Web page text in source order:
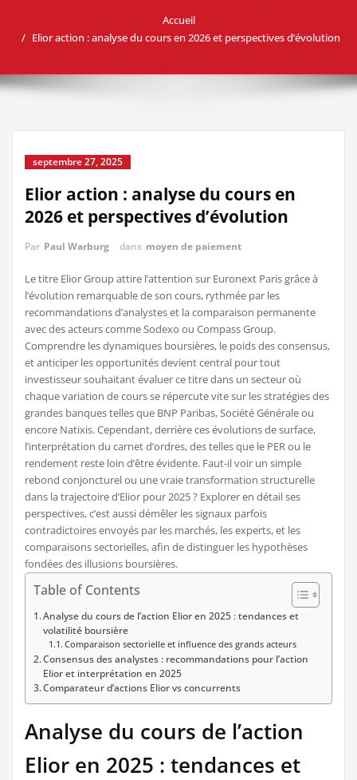
Accueil
Elior action : analyse du cours en 2026 et perspectives d’évolution
septembre 27, 2025
Elior action : analyse du cours en
2026 et perspectives d’évolution
Par Paul Warburg dans moyen de paiement
Le titre Elior Group attire l’attention sur Euronext Paris grâce à
l’évolution remarquable de son cours, rythmée par les
recommandations d’analystes et la comparaison permanente
avec des acteurs comme Sodexo ou Compass Group.
Comprendre les dynamiques boursières, le poids des consensus,
et anticiper les opportunités devient central pour tout
investisseur souhaitant évaluer ce titre dans un secteur où
chaque variation de cours se répercute vite sur les stratégies des
grandes banques telles que BNP Paribas, Société Générale ou
encore Natixis. Cependant, derrière ces évolutions de surface,
l’interprétation du carnet d’ordres, des telles que le PER ou le
rendement reste loin d’être évidente. Faut-il voir un simple
rebond conjoncturel ou une vraie transformation structurelle
dans la trajectoire d’Elior pour 2025 ? Explorer en détail ses
perspectives, c’est aussi démêler les signaux parfois
contradictoires envoyés par les marchés, les experts, et les
comparaisons sectorielles, afin de distinguer les hypothèses
fondées des illusions boursières.
Table of Contents
Analyse du cours de l’action Elior en 2025 : tendances et
volatilité boursière
Comparaison sectorielle et influence des grands acteurs
Consensus des analystes : recommandations pour l’action
Elior et interprétation en 2025
Comparateur d’actions Elior vs concurrents
Analyse du cours de l’action
Elior en 2025 : tendances et